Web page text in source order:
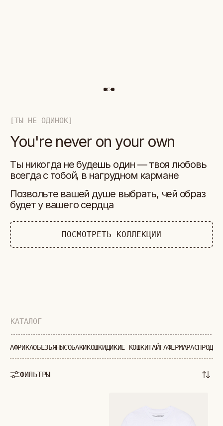
Ты никогда не будешь один — твоя любовь
будет у вашего сердца
ПОСМОТРЕТЬ КОЛЛЕКЦИИ
Ты никогда не будешь один — твоя любовь
будет у вашего сердца
ПОСМОТРЕТЬ КОЛЛЕКЦИИ
АФРИКАОБЕЗЬЯНЫСОБАКИКОШКИДИКИЕ КОШКИТАЙГАФЕРМА
ФИЛЬТРЫ